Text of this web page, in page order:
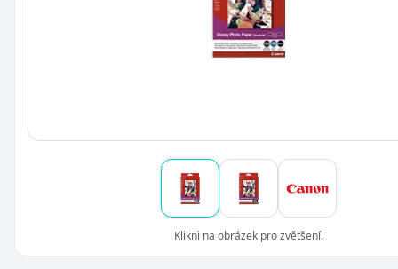
Klikni na obrázek pro zvětšení.